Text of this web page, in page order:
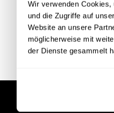
Wir verwenden
und die Zugriffe auf
Website an unsere
möglicherweise mit
der Dienste gesammelt